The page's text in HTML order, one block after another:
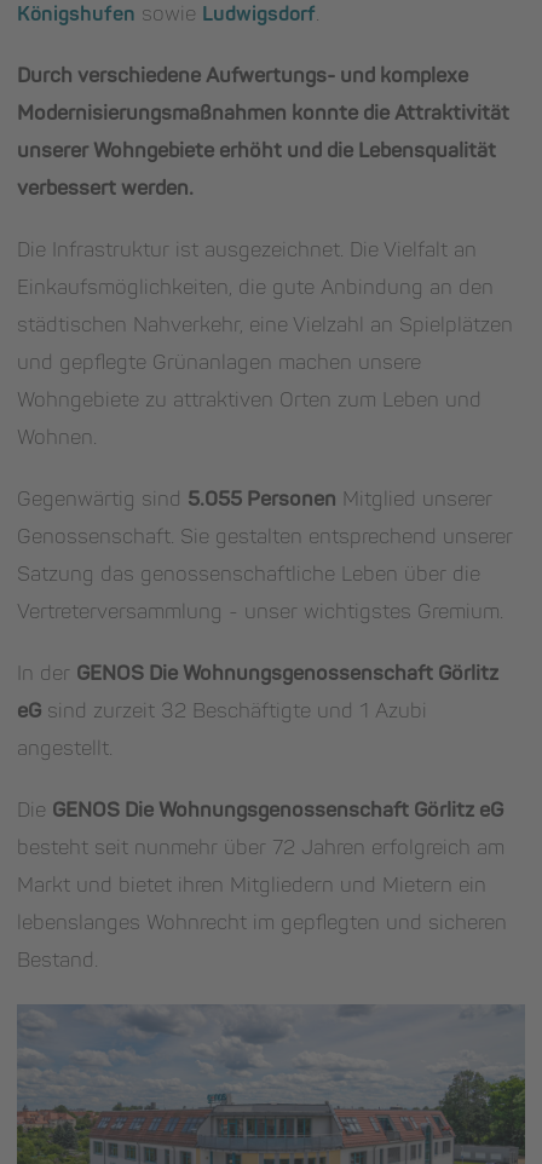
Königshufen sowie Ludwigsdorf.
Durch verschiedene Aufwertungs- und komplexe
Modernisierungsmaßnahmen konnte die Attraktivität
unserer Wohngebiete erhöht und die Lebensqualität
verbessert werden.
Die Infrastruktur ist ausgezeichnet. Die Vielfalt an
Einkaufsmöglichkeiten, die gute Anbindung an den
städtischen Nahverkehr, eine Vielzahl an Spielplätzen
und gepflegte Grünanlagen machen unsere
Wohngebiete zu attraktiven Orten zum Leben und
Wohnen.
Gegenwärtig sind 5.055 Personen Mitglied unserer
Genossenschaft. Sie gestalten entsprechend unserer
Satzung das genossenschaftliche Leben über die
Vertreterversammlung - unser wichtigstes Gremium.
In der GENOS Die Wohnungs­genossen­schaft Görlitz
eG sind zurzeit 32 Beschäftigte und 1 Azubi
angestellt.
Die GENOS Die Wohnungs­genossen­schaft Görlitz eG
besteht seit nunmehr über 72 Jahren erfolgreich am
Markt und bietet ihren Mitgliedern und Mietern ein
lebenslanges Wohnrecht im gepflegten und sicheren
Bestand.